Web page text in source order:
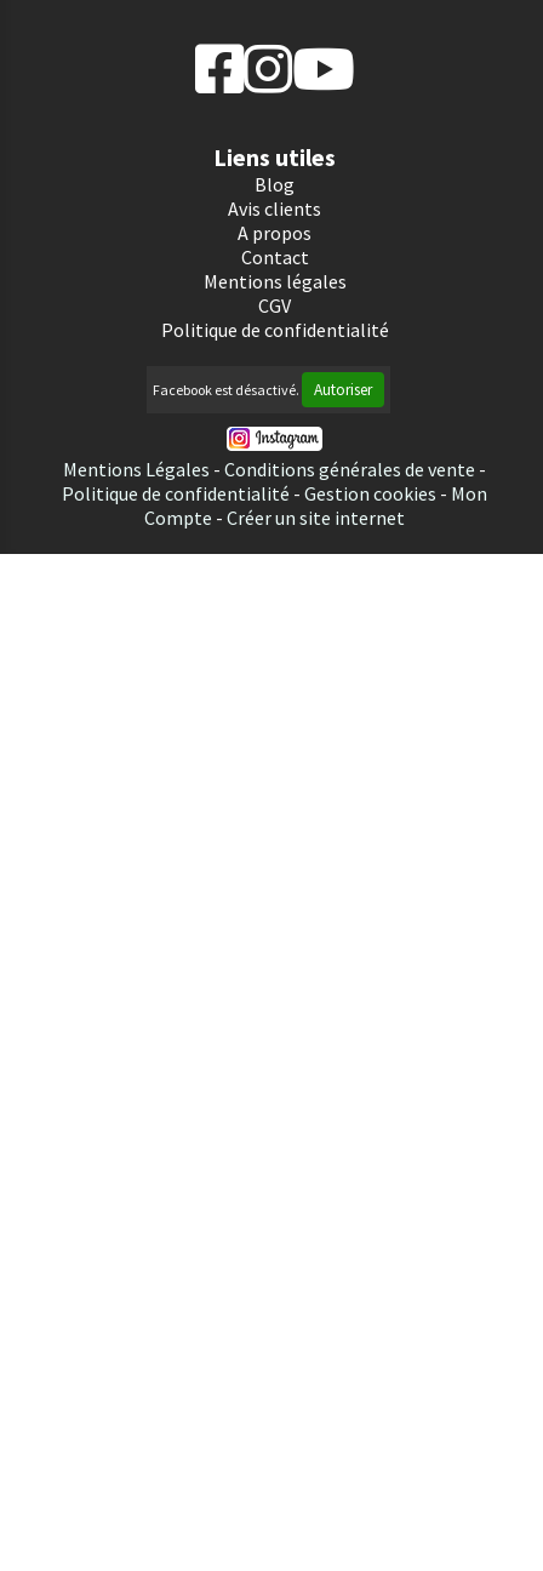
Liens utiles
Blog
Avis clients
A propos
Contact
Mentions légales
CGV
Politique de confidentialité
Facebook est désactivé. Autoriser
Mentions Légales
Conditions générales de vente
Politique de confidentialité
Gestion cookies
Mon
Compte
Créer un site internet